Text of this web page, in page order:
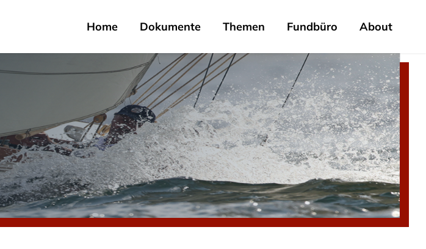
Home Dokumente Themen Fundbüro About